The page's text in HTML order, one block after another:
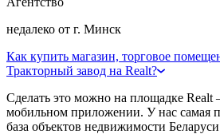
недалеко от г. Минск
Как купить магазин, торговое
Тракторный завод на Realt?
Сделать это можно на площадке Realt
мобильном приложении. У нас самая
база объектов недвижимости